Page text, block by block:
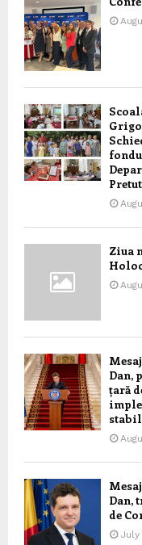
Ziua
Dan,
țară
Dan,
de
July